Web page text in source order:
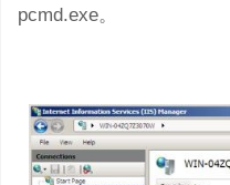
pcmd.exe。